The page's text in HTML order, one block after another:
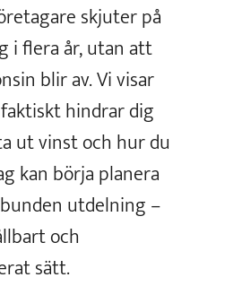
skjuter på
i flera år, utan att
blir av. Vi visar
hindrar dig
ut vinst och hur du
kan börja planera
utdelning –
och
sätt.